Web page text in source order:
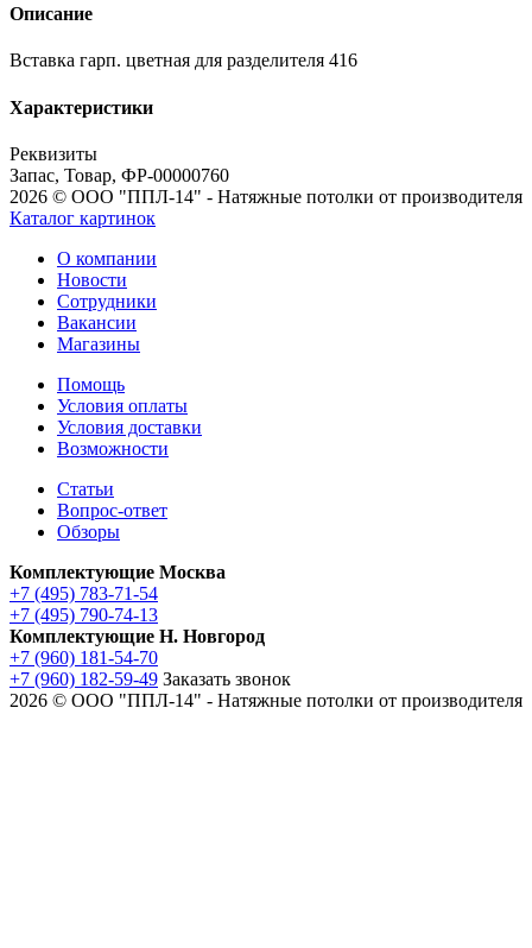
Описание
Вставка гарп. цветная для разделителя 416
Характеристики
Реквизиты
Запас, Товар, ФР-00000760
2026 © ООО "ППЛ-14" - Натяжные потолки от производителя
Каталог картинок
О компании
Новости
Сотрудники
Вакансии
Магазины
Помощь
Условия оплаты
Условия доставки
Возможности
Статьи
Вопрос-ответ
Обзоры
Комплектующие Москва
+7 (495) 783-71-54
+7 (495) 790-74-13
Комплектующие Н. Новгород
+7 (960) 181-54-70
+7 (960) 182-59-49 Заказать звонок
2026 © ООО "ППЛ-14" - Натяжные потолки от производителя